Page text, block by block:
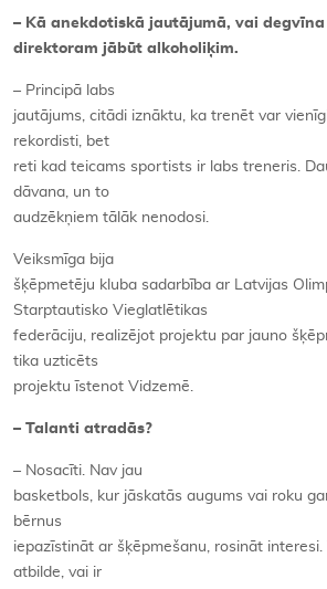
– Kā anekdotiskā jautājumā, vai
direktoram jābūt alkoholiķim.
– Principā labs
jautājums, citādi iznāktu, ka trenēt var
rekordisti, bet
reti kad teicams sportists ir labs treneris.
dāvana, un to
audzēkņiem tālāk nenodosi.
Veiksmīga bija
šķēpmetēju kluba sadarbība ar Latvijas
Starptautisko Vieglatlētikas
federāciju, realizējot projektu par jauno
tika uzticēts
projektu īstenot Vidzemē.
– Talanti atradās?
– Nosacīti. Nav jau
basketbols, kur jāskatās augums vai roku
bērnus
iepazīstināt ar šķēpmešanu, rosināt interesi.
atbilde, vai ir